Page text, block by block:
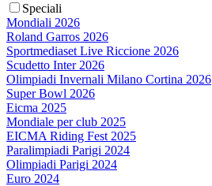
Speciali
Mondiali 2026
Roland Garros 2026
Sportmediaset Live Riccione 2026
Scudetto Inter 2026
Olimpiadi Invernali Milano Cortina 2026
Super Bowl 2026
Eicma 2025
Mondiale per club 2025
EICMA Riding Fest 2025
Paralimpiadi Parigi 2024
Olimpiadi Parigi 2024
Euro 2024